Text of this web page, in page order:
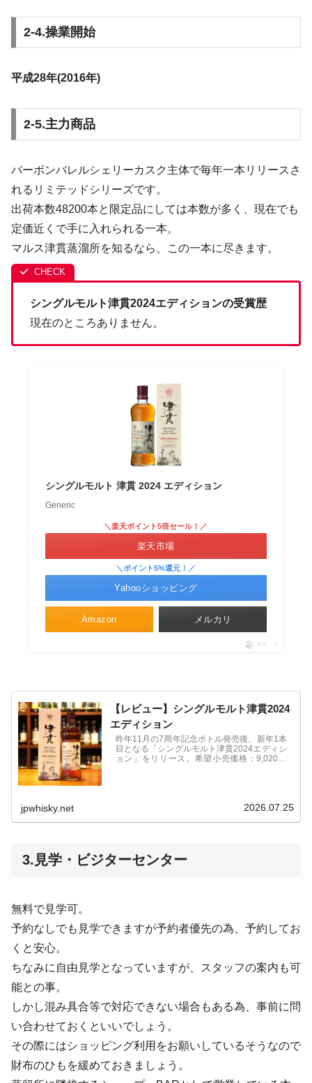
2-4.操業開始
平成28年(2016年)
2‐5.主力商品
バーボンバレルシェリーカスク主体で毎年一本リリースさ
れるリミテッドシリーズです。
出荷本数48200本と限定品にしては本数が多く、現在でも
定価近くで手に入れられる一本。
マルス津貫蒸溜所を知るなら、この一本に尽きます。
シングルモルト津貫2024エディションの受賞歴
現在のところありません。
シングルモルト 津貫 2024 エディション
Generic
Amazon
＼楽天ポイント5倍セール！／
楽天市場
＼ポイント5%還元！／
Yahooショッピング
メルカリ
ポチップ
【レビュー】シングルモルト津貫2024
エディション
昨年11月の7周年記念ボトル発売後、新年1本
目となる「シングルモルト津貫2024エディシ
ョン」をリリース。希望小売価格：9,020円
jpwhisky.net 2026.07.25
3.見学・ビジターセンター
無料で見学可。
予約なしでも見学できますが予約者優先の為、予約してお
くと安心。
ちなみに自由見学となっていますが、スタッフの案内も可
能との事。
しかし混み具合等で対応できない場合もある為、事前に問
い合わせておくといいでしょう。
その際にはショッピング利用をお願いしているそうなので
財布のひもを緩めておきましょう。